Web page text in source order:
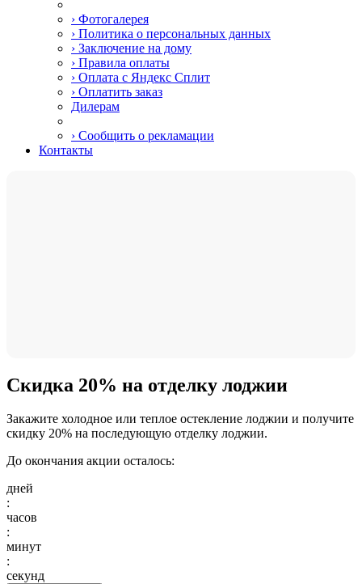
› Фотогалерея
› Политика о персональных данных
› Заключение на дому
› Правила оплаты
› Оплата с Яндекс Сплит
› Оплатить заказ
Дилерам
› Сообщить о рекламации
Контакты
Скидка 20% на отделку лоджии
Закажите холодное или теплое остекление лоджии и получите
скидку 20% на последующую отделку лоджии.
До окончания акции осталось:
дней
:
часов
:
минут
:
секунд